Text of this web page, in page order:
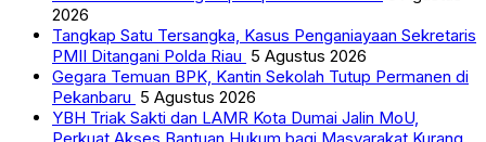
2026
Tangkap Satu Tersangka, Kasus Penganiayaan Sekretaris
PMII Ditangani Polda Riau 5 Agustus 2026
Gegara Temuan BPK, Kantin Sekolah Tutup Permanen di
Pekanbaru 5 Agustus 2026
YBH Triak Sakti dan LAMR Kota Dumai Jalin MoU,